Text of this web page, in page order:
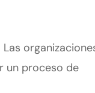
un proceso de